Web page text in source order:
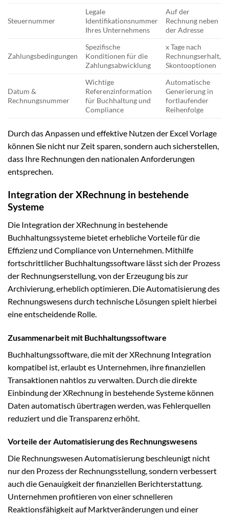
Steuernummer
Legale
Identifikationsnummer
Ihres Unternehmens
Auf der
Rechnung neben
der Adresse
Zahlungsbedingungen
Spezifische
Konditionen für die
Zahlungsabwicklung
x Tage nach
Rechnungserhalt,
Skontooptionen
Datum &
Rechnungsnummer
Wichtige
Referenzinformation
für Buchhaltung und
Compliance
Automatische
Generierung in
fortlaufender
Reihenfolge
Durch das Anpassen und effektive Nutzen der Excel Vorlage
können Sie nicht nur Zeit sparen, sondern auch sicherstellen,
dass Ihre Rechnungen den nationalen Anforderungen
entsprechen.
Integration der XRechnung in bestehende
Systeme
Die Integration der XRechnung in bestehende
Buchhaltungssysteme bietet erhebliche Vorteile für die
Effizienz und Compliance von Unternehmen. Mithilfe
fortschrittlicher Buchhaltungssoftware lässt sich der Prozess
der Rechnungserstellung, von der Erzeugung bis zur
Archivierung, erheblich optimieren. Die Automatisierung des
Rechnungswesens durch technische Lösungen spielt hierbei
eine entscheidende Rolle.
Zusammenarbeit mit Buchhaltungssoftware
Buchhaltungssoftware, die mit der XRechnung Integration
kompatibel ist, erlaubt es Unternehmen, ihre finanziellen
Transaktionen nahtlos zu verwalten. Durch die direkte
Einbindung der XRechnung in bestehende Systeme können
Daten automatisch übertragen werden, was Fehlerquellen
reduziert und die Transparenz erhöht.
Vorteile der Automatisierung des Rechnungswesens
Die Rechnungswesen Automatisierung beschleunigt nicht
nur den Prozess der Rechnungsstellung, sondern verbessert
auch die Genauigkeit der finanziellen Berichterstattung.
Unternehmen profitieren von einer schnelleren
Reaktionsfähigkeit auf Marktveränderungen und einer